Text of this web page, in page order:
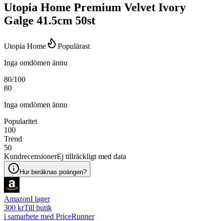
Utopia Home Premium Velvet Ivory
Galge 41.5cm 50st
Utopia Home
Populärast
Inga omdömen ännu
80/100
80
Inga omdömen ännu
Popularitet
100
Trend
50
KundrecensionerEj tillräckligt med data
Hur beräknas poängen?
AmazonI lager
300 krTill butik
i samarbete med PriceRunner